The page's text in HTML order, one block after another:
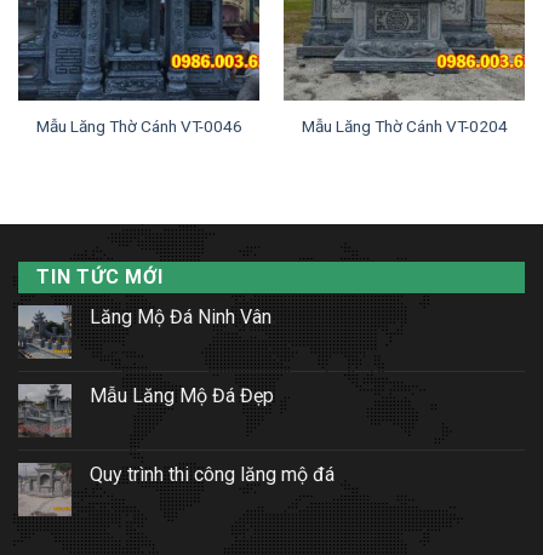
Mẫu Lăng Thờ Cánh VT-0046 Mẫu Lăng Thờ Cánh VT-0204
TIN TỨC MỚI
Lăng Mộ Đá Ninh Vân
Mẫu Lăng Mộ Đá Đẹp
Quy trình thi công lăng mộ đá